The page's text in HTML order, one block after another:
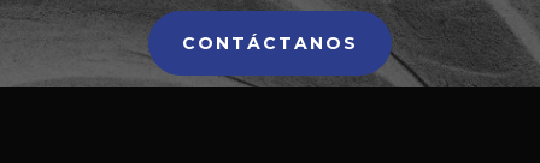
CONTÁCTANOS